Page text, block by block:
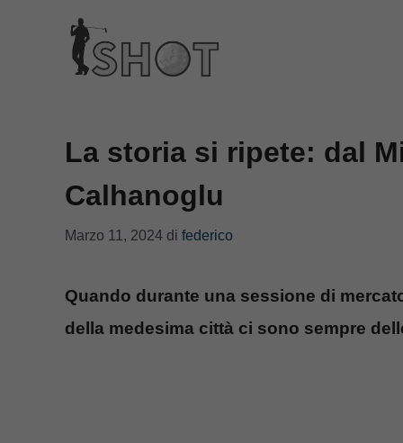
contenuto
La storia si ripete: dal
Calhanoglu
Marzo 11, 2024 di federico
Quando durante una sessione di
della medesima città ci sono sempre